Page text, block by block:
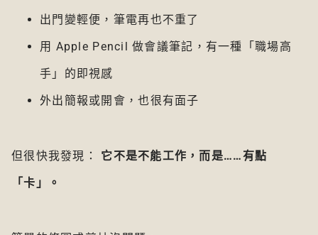
出門變輕便，筆電再也不重了
用 Apple Pencil 做會議筆記，有一種「職場高
手」的即視感
外出簡報或開會，也很有面子
但很快我發現： 它不是不能工作，而是……有點
「卡」。